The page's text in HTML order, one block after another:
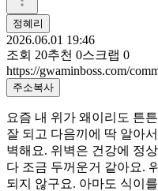
정혜리
2026.06.01 19:46
조회 20추천 0스크랩 0
https://gwaminboss.com/
주소복사
요즘 내 위가 왜이리도 튼
잘 되고 다음끼에 딱 알아
벽해요. 위벽은 건강에 정
다 조금 두꺼운거 같아요.
되지 않구요. 아마도 식이